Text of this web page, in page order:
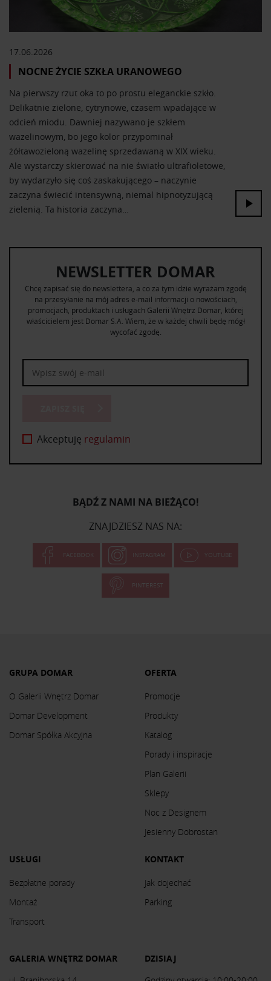
17.06.2026
NOCNE ŻYCIE SZKŁA URANOWEGO
Na pierwszy rzut oka to po prostu eleganckie szkło.
Delikatnie zielone, cytrynowe, czasem wpadające w
odcień miodu. Dawniej nazywano je szkłem
wazelinowym, bo jego kolor przypominał
żółtawozieloną wazelinę sprzedawaną w XIX wieku.
Ale wystarczy skierować na nie światło ultrafioletowe,
by wydarzyło się coś zaskakującego – naczynie
zaczyna świecić intensywną, niemal hipnotyzującą
zielenią. Ta historia zaczyna…
NEWSLETTER DOMAR
Chcę zapisać się do newslettera, a co za tym idzie wyrażam zgodę
na przesyłanie na mój adres e-mail informacji o nowościach,
promocjach, produktach i usługach Galerii Wnętrz Domar, której
właścicielem jest Domar S.A. Wiem, że w każdej chwili będę mógł
wycofać zgodę.
Akceptuję regulamin
BĄDŹ Z NAMI NA BIEŻĄCO!
ZNAJDZIESZ NAS NA:
FACEBOOK INSTAGRAM YOUTUBE
PINTEREST
GRUPA DOMAR
O Galerii Wnętrz Domar
Domar Development
Domar Spółka Akcyjna
OFERTA
Promocje
Produkty
Katalog
Porady i inspiracje
Plan Galerii
Sklepy
Noc z Designem
Jesienny Dobrostan
USŁUGI
Bezpłatne porady
Montaż
Transport
KONTAKT
Jak dojechać
Parking
GALERIA WNĘTRZ DOMAR
DZISIAJ